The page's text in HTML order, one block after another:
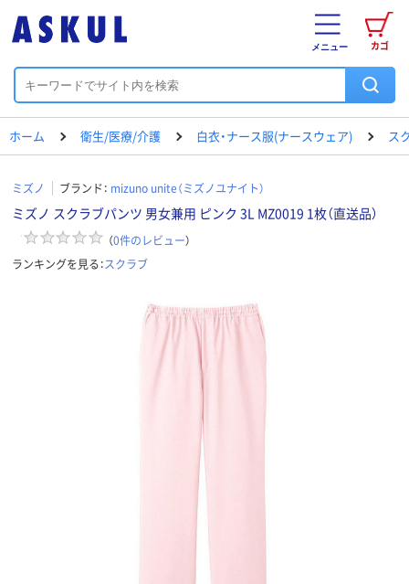
カゴ
メニュー
ホーム 衛生/医療/介護 白衣・ナース服(ナースウェア) ス
ミズノ ブランド： mizuno unite（ミズノユナイト）
ミズノ スクラブパンツ 男女兼用 ピンク 3L MZ0019 1枚（直送品）
（0件のレビュー）
ランキングを見る：スクラブ